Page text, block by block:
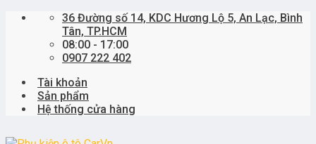
Skip
36 Đường số 14, KDC Hương Lộ 5, An Lạc, Bình
Tân, TP.HCM
08:00 - 17:00
0907 222 402
Tài khoản
Sản phẩm
Hệ thống cửa hàng